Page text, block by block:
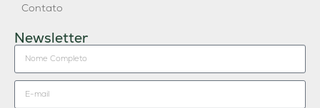
Contato
Newsletter